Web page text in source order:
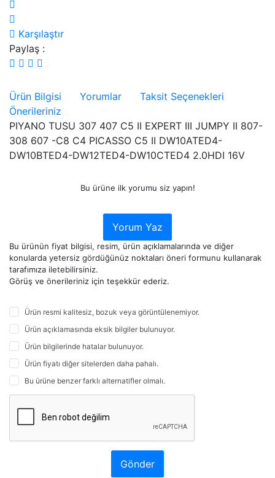
Karşılaştır
Paylaş :
Ürün Bilgisi Yorumlar
Taksit Seçenekleri
Önerileriniz
PIYANO TUSU 307 407 C5 II EXPERT III JUMPY II 807-
308 607 -C8 C4 PICASSO C5 II DW10ATED4-
DW10BTED4-DW12TED4-DW10CTED4 2.0HDI 16V
Bu ürüne ilk yorumu siz yapın!
Yorum Yaz
Bu ürünün fiyat bilgisi, resim, ürün açıklamalarında ve diğer
konularda yetersiz gördüğünüz noktaları öneri formunu kullanarak
tarafımıza iletebilirsiniz.
Görüş ve önerileriniz için teşekkür ederiz.
Ürün resmi kalitesiz, bozuk veya görüntülenemiyor.
Ürün açıklamasında eksik bilgiler bulunuyor.
Ürün bilgilerinde hatalar bulunuyor.
Ürün fiyatı diğer sitelerden daha pahalı.
Bu ürüne benzer farklı alternatifler olmalı.
Gönder